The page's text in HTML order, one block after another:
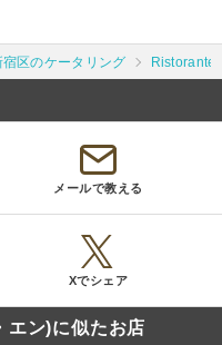
宿区のケータリング Ristorante
メールで教える
Xでシェア
ン)に似たお店